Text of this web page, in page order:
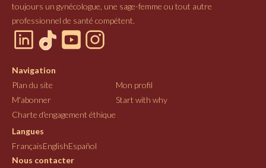
toujours un gynécologue, une sage-femme ou tout autre
professionnel de santé compétent.
Navigation
Plan du site
Mon profil
M'abonner
Start with why
Charte d'engagement éthique
Langues
FrançaisEnglishEspañol
Nous contacter